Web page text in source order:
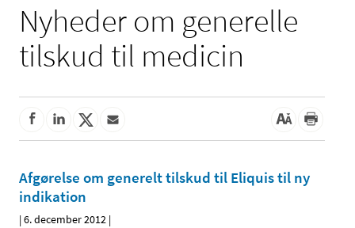
Nyheder om generelle
tilskud til medicin
Afgørelse om generelt tilskud til Eliquis til ny
indikation
|6. december 2012 |